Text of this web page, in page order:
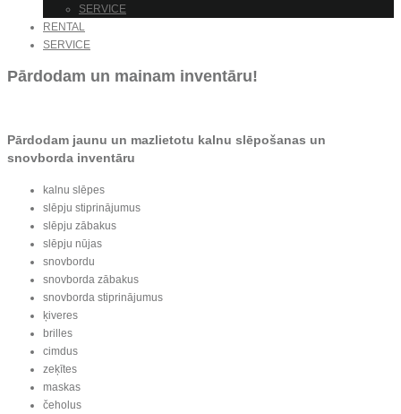
SERVICE
RENTAL
SERVICE
Pārdodam un mainam inventāru!
Pārdodam jaunu un mazlietotu kalnu slēpošanas un
snovborda inventāru
kalnu slēpes
slēpju stiprinājumus
slēpju zābakus
slēpju nūjas
snovbordu
snovborda zābakus
snovborda stiprinājumus
ķiveres
brilles
cimdus
zeķītes
maskas
čeholus